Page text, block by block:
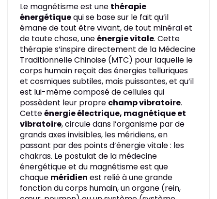
Le magnétisme est une thérapie
énergétiquequi se base sur le fait qu’il
émane de tout être vivant, de tout minéral et
de toute chose, uneénergie vitale. Cette
thérapie s’inspire directement de la Médecine
Traditionnelle Chinoise (MTC) pour laquelle le
corps humain reçoit des énergies telluriques
et cosmiques subtiles, mais puissantes, et qu’il
est lui-même composé de cellules qui
possèdent leur propre champ vibratoire.
Cetteénergie électrique, magnétique et
vibratoire, circule dans l’organisme par de
grands axes invisibles, les méridiens, en
passant par des points d’énergie vitale : les
chakras. Le postulat de la médecine
énergétique et du magnétisme est que
chaque méridien est relié à une grande
fonction du corps humain, un organe (rein,